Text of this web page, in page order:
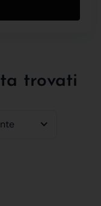
trovati